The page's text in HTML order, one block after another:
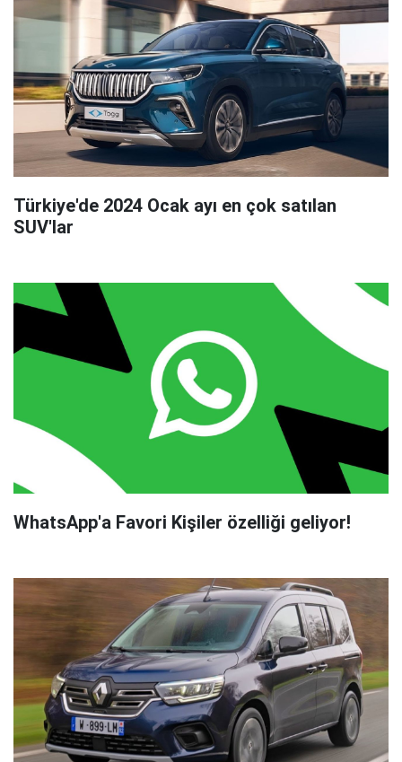
Türkiye'de 2024 Ocak ayı en çok satılan
SUV'lar
WhatsApp'a Favori Kişiler özelliği geliyor!